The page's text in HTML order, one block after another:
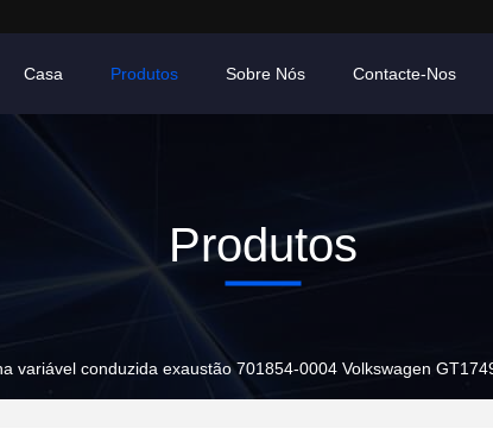
Casa Produtos Sobre Nós Contacte-Nos
Produtos
variável conduzida exaustão 701854-0004 Volkswagen